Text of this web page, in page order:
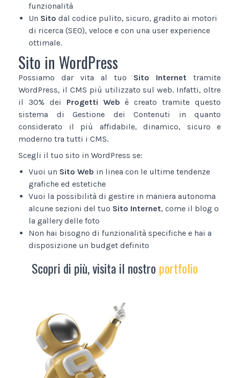
funzionalità
Un Sito dal codice pulito, sicuro, gradito ai motori
di ricerca (SEO), veloce e con una user experience
ottimale.
Sito in WordPress
Possiamo dar vita al tuo Sito Internet tramite
WordPress, il CMS più utilizzato sul web. Infatti, oltre
il 30% dei Progetti Web è creato tramite questo
sistema di Gestione dei Contenuti in quanto
considerato il più affidabile, dinamico, sicuro e
moderno tra tutti i CMS.
Scegli il tuo sito in WordPress se:
Vuoi un Sito Web in linea con le ultime tendenze
grafiche ed estetiche
Vuoi la possibilità di gestire in maniera autonoma
alcune sezioni del tuo Sito Internet, come il blog o
la gallery delle foto
Non hai bisogno di funzionalità specifiche e hai a
disposizione un budget definito
Scopri di più, visita il nostro portfolio